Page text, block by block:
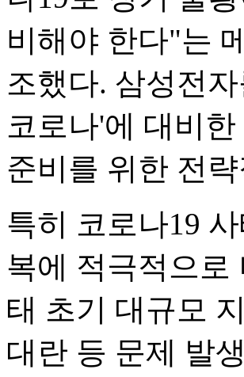
비해야 한다"는
조했다. 삼성전
코로나'에 대비
준비를 위한 전
특히 코로나19
복에 적극적으로
태 초기 대규모
대란 등 문제 발